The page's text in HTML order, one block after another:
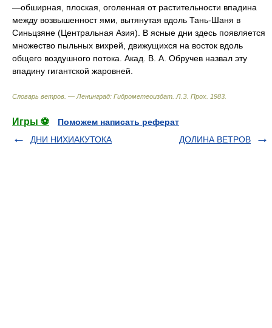
—обширная, плоская, оголенная от растительности впадина
между возвышенност ями, вытянутая вдоль Тань-Шаня в
Синьцзяне (Центральная Азия). В ясные дни здесь появляется
множество пыльных вихрей, движущихся на восток вдоль
общего воздушного потока. Акад. В. А. Обручев назвал эту
впадину гигантской жаровней.
Словарь ветров. — Ленинград: Гидрометеоиздат Л.З. Прох 1983
Игры ⚽
Поможем написать реферат
ДНИ НИХИАКУТОКА
ДОЛИНА ВЕТРОВ